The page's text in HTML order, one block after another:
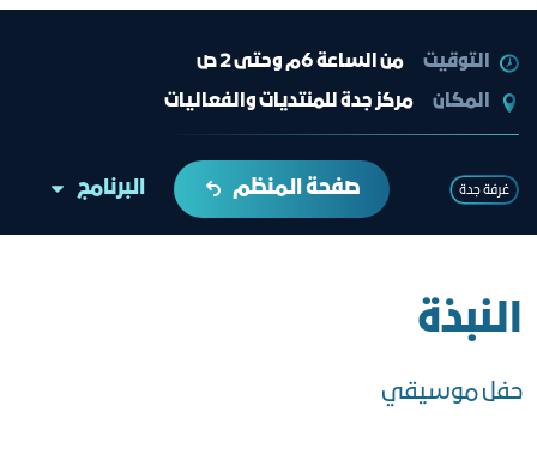
التوقيت
من الساعة 6م وحتى 2 ص
المكان
مركز جدة للمنتديات والفعاليات
غرفة جدة صفحة المنظم البرنامج
النبذة
حفل موسيقي